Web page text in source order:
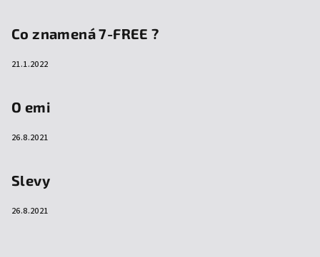
Co znamená 7-FREE ?
21.1.2022
O emi
26.8.2021
Slevy
26.8.2021